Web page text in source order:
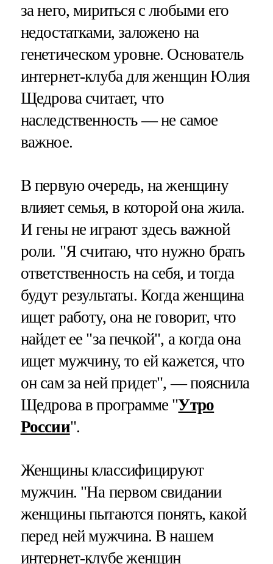
за него, мириться с любыми его
недостатками, заложено на
генетическом уровне. Основатель
интернет-клуба для женщин Юлия
Щедрова считает, что
наследственность — не самое
важное.
В первую очередь, на женщину
влияет семья, в которой она жила.
И гены не играют здесь важной
роли. "Я считаю, что нужно брать
ответственность на себя, и тогда
будут результаты. Когда женщина
ищет работу, она не говорит, что
найдет ее "за печкой", а когда она
ищет мужчину, то ей кажется, что
он сам за ней придет", — пояснила
Щедрова в программе "Утро
России".
Женщины классифицируют
мужчин. "На первом свидании
женщины пытаются понять, какой
перед ней мужчина. В нашем
интернет-клубе женщин